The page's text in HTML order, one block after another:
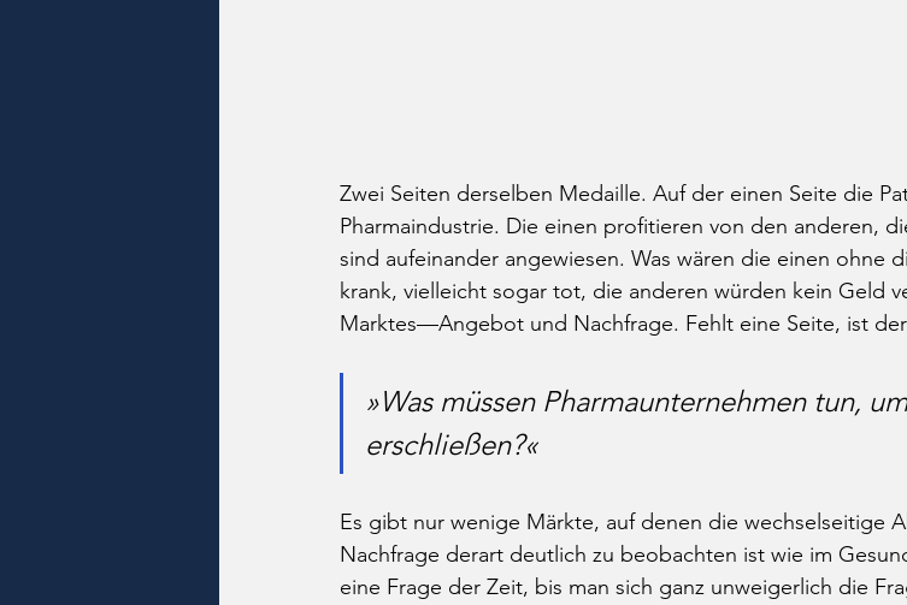
Zwei Seiten derselben Medaille. Auf der einen Seite die
Pharmaindustrie. Die einen profitieren von den anderen,
sind aufeinander angewiesen. Was wären die einen ohne
krank, vielleicht sogar tot, die anderen würden kein Geld
Marktes—Angebot und Nachfrage. Fehlt eine Seite, ist
»Was müssen Pharmaunternehmen tun,
erschließen?«
Es gibt nur wenige Märkte, auf denen die wechselseitige
Nachfrage derart deutlich zu beobachten ist wie im
eine Frage der Zeit, bis man sich ganz unweigerlich die